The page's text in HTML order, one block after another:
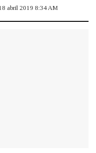
abril 2019 8:34 AM